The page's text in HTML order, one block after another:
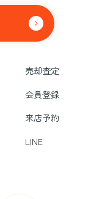
売却査定
会員登録
来店予約
LINE